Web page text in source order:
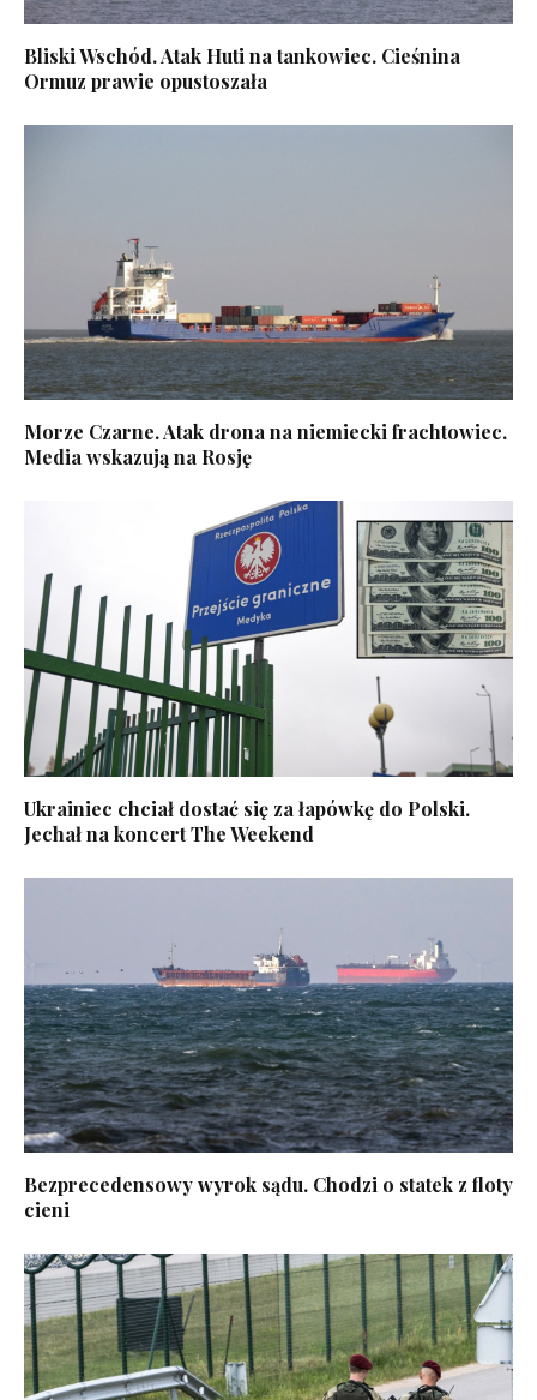
Bliski Wschód. Atak Huti na tankowiec. Cieśnina
Ormuz prawie opustoszała
Morze Czarne. Atak drona na niemiecki frachtowiec.
Media wskazują na Rosję
Ukrainiec chciał dostać się za łapówkę do Polski.
Jechał na koncert The Weekend
Bezprecedensowy wyrok sądu. Chodzi o statek z floty
cieni